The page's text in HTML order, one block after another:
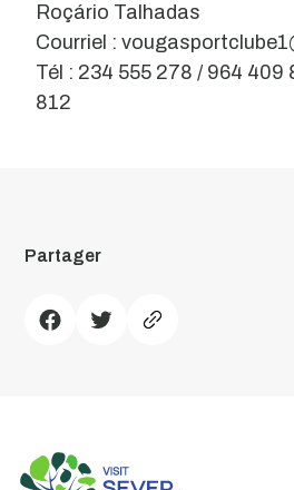
Roçário Talhadas
Courriel :
Tél : 234 555 278 / 964 409
812
Partager